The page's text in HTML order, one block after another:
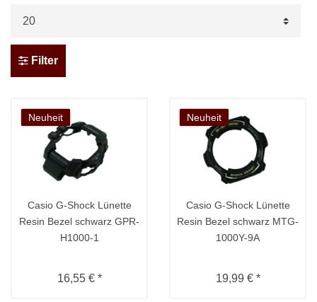
Filter
Neuheit
Casio G-Shock Lünette
Resin Bezel schwarz GPR-
H1000-1
16,55 € *
Neuheit
Casio G-Shock Lünette
Resin Bezel schwarz MTG-
1000Y-9A
19,99 € *